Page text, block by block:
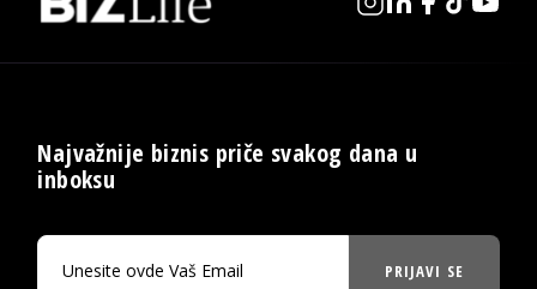
Najvažnije biznis priče svakog dana u
inboksu
PRIJAVI SE